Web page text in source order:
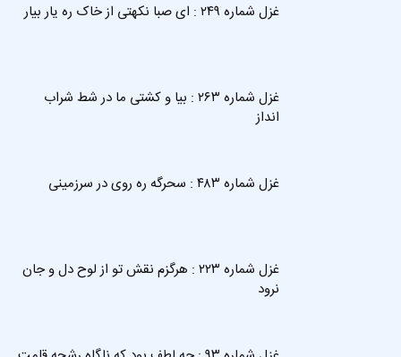
غزل شماره ۲۴۹ : ای صبا نکهتی از خاک ره یار بیار
غزل شماره ۲۶۳ : بیا و کشتی ما در شط شراب
انداز
غزل شماره ۴۸۳ : سحرگه ره روی در سرزمینی
غزل شماره ۲۲۳ : هرگزم نقش تو از لوح دل و جان
نرود